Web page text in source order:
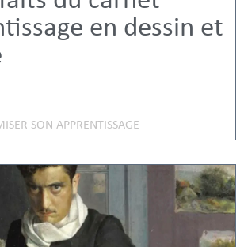
en dessin et
SON APPRENTISSAGE